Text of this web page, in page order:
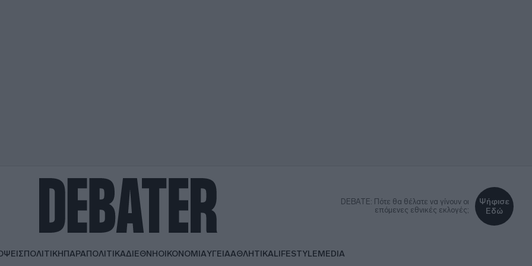
DEBATE: Πότε θα θέλατε να γίνουν οι
επόμενες εθνικές εκλογές;
Ψήφισε
Εδώ
ΠΟΛΙΤΙΚΗΠΑΡΑΠΟΛΙΤΙΚΑΔΙΕΘΝΗΟΙΚΟΝΟΜΙΑΥΓΕΙΑΑΘΛΗΤΙΚΑLIFESTYLEMEDIA